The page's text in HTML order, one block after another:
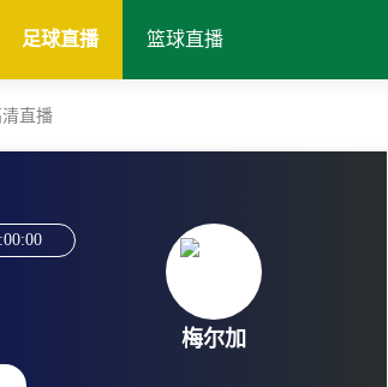
足球直播 篮球直播
直播
梅尔加